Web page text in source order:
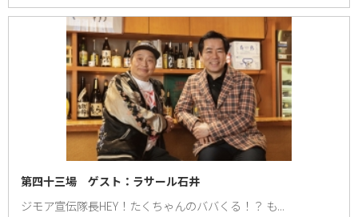
第四十三場 ゲスト：ラサール石井
ジモア宣伝隊長HEY！たくちゃんのババくる！？ も...